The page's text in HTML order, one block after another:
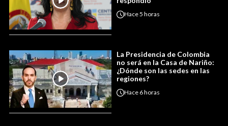
Hace5 horas
La Presidencia de Colombia
no será en la Casa de Nariño:
¿Dónde son las sedes en las
regiones?
Hace 6 horas